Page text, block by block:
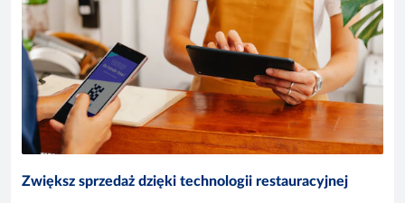
Zwiększ sprzedaż dzięki technologii restauracyjnej